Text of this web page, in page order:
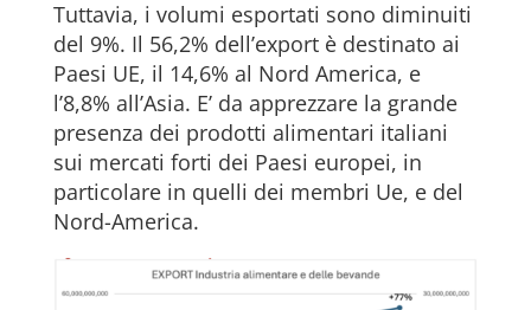
Tuttavia, i volumi esportati sono diminuiti
del 9%. Il 56,2% dell’export è destinato ai
Paesi UE, il 14,6% al Nord America, e
l’8,8% all’Asia. E’ da apprezzare la grande
presenza dei prodotti alimentari italiani
sui mercati forti dei Paesi europei, in
particolare in quelli dei membri Ue, e del
Nord-America.